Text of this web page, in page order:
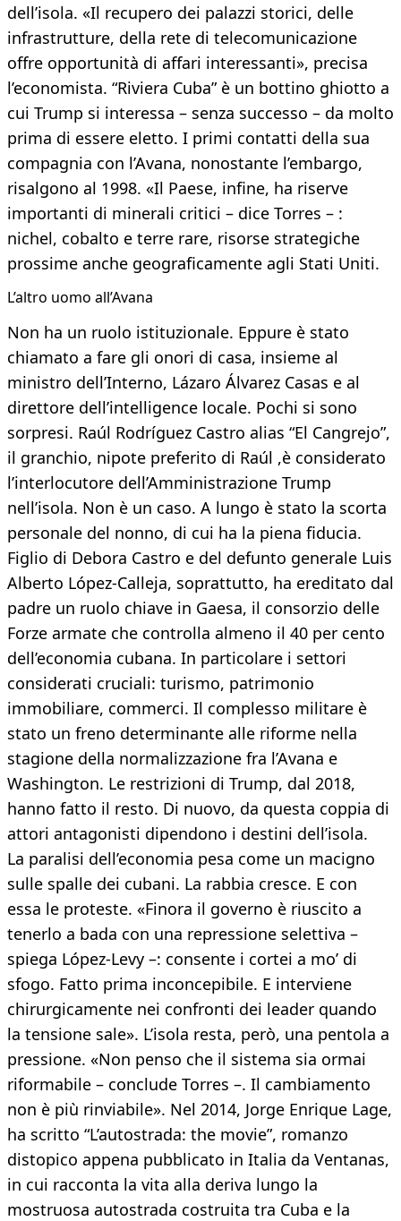
dell’isola. «Il recupero dei palazzi storici, delle
infrastrutture, della rete di telecomunicazione
offre opportunità di affari interessanti», precisa
l’economista. “Riviera Cuba” è un bottino ghiotto a
cui Trump si interessa – senza successo – da molto
prima di essere eletto. I primi contatti della sua
compagnia con l’Avana, nonostante l’embargo,
risalgono al 1998. «Il Paese, infine, ha riserve
importanti di minerali critici – dice Torres – :
nichel, cobalto e terre rare, risorse strategiche
prossime anche geograficamente agli Stati Uniti.
L’altro uomo all’Avana
Non ha un ruolo istituzionale. Eppure è stato
chiamato a fare gli onori di casa, insieme al
ministro dell’Interno, Lázaro Álvarez Casas e al
direttore dell’intelligence locale. Pochi si sono
sorpresi. Raúl Rodríguez Castro alias “El Cangrejo”,
il granchio, nipote preferito di Raúl ,è considerato
l’interlocutore dell’Amministrazione Trump
nell’isola. Non è un caso. A lungo è stato la scorta
personale del nonno, di cui ha la piena fiducia.
Figlio di Debora Castro e del defunto generale Luis
Alberto López-Calleja, soprattutto, ha ereditato dal
padre un ruolo chiave in Gaesa, il consorzio delle
Forze armate che controlla almeno il 40 per cento
dell’economia cubana. In particolare i settori
considerati cruciali: turismo, patrimonio
immobiliare, commerci. Il complesso militare è
stato un freno determinante alle riforme nella
stagione della normalizzazione fra l’Avana e
Washington. Le restrizioni di Trump, dal 2018,
hanno fatto il resto. Di nuovo, da questa coppia di
attori antagonisti dipendono i destini dell’isola.
La paralisi dell’economia pesa come un macigno
sulle spalle dei cubani. La rabbia cresce. E con
essa le proteste. «Finora il governo è riuscito a
tenerlo a bada con una repressione selettiva –
spiega López-Levy –: consente i cortei a mo’ di
sfogo. Fatto prima inconcepibile. E interviene
chirurgicamente nei confronti dei leader quando
la tensione sale». L’isola resta, però, una pentola a
pressione. «Non penso che il sistema sia ormai
riformabile – conclude Torres –. Il cambiamento
non è più rinviabile». Nel 2014, Jorge Enrique Lage,
ha scritto “L’autostrada: the movie”, romanzo
distopico appena pubblicato in Italia da Ventanas,
in cui racconta la vita alla deriva lungo la
mostruosa autostrada costruita tra Cuba e la